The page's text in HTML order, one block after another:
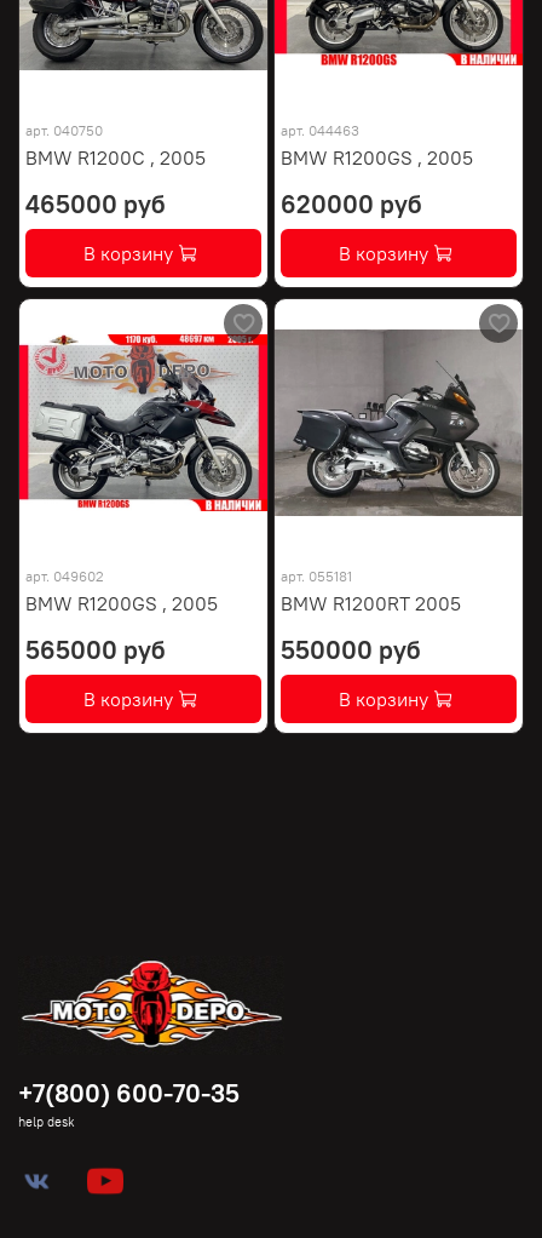
арт. 040750
BMW R1200C , 2005
465000 руб
В корзину
арт. 044463
BMW R1200GS , 2005
620000 руб
В корзину
арт. 049602
BMW R1200GS , 2005
565000 руб
В корзину
арт. 055181
BMW R1200RT 2005
550000 руб
В корзину
+7(800) 600-70-35
help desk